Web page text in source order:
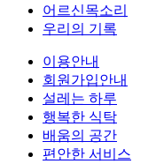
어르신목소리
우리의 기록
이용안내
회원가입안내
설레는 하루
행복한 식탁
배움의 공간
편안한 서비스